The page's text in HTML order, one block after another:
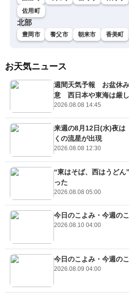
佐用町
北部
豊岡市 養父市 朝来市 香美町
お天気ニュース
週間天気予報 お盆休
意 西日本や東海は厳し
2026.08.08 14:45
来週の8月12日(水)夜は
くの流星が出現
2026.08.08 12:30
“東はそば、西はうど
った
2026.08.08 05:00
今日のこよみ・今週の
2026.08.10 04:00
今日のこよみ・今週の
2026.08.09 04:00